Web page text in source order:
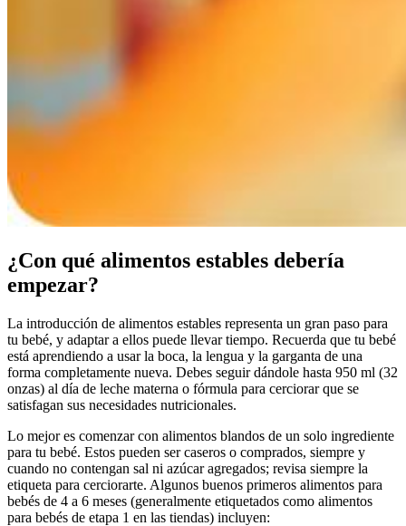
¿Con qué alimentos estables debería
empezar?
La introducción de alimentos estables representa un gran paso para
tu bebé, y adaptar a ellos puede llevar tiempo. Recuerda que tu bebé
está aprendiendo a usar la boca, la lengua y la garganta de una
forma completamente nueva. Debes seguir dándole hasta 950 ml (32
onzas) al día de leche materna o fórmula para cerciorar que se
satisfagan sus necesidades nutricionales.
Lo mejor es comenzar con alimentos blandos de un solo ingrediente
para tu bebé. Estos pueden ser caseros o comprados, siempre y
cuando no contengan sal ni azúcar agregados; revisa siempre la
etiqueta para cerciorarte. Algunos buenos primeros alimentos para
bebés de 4 a 6 meses (generalmente etiquetados como alimentos
para bebés de etapa 1 en las tiendas) incluyen: